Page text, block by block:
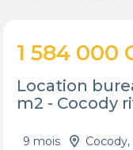
1 584 000
Location
m2 - Cocody
9 mois